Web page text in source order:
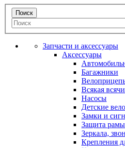
Запчасти и аксессуары
Аксессуары
Багажники
Всякая
Насосы
Детские
Замки и
Защита
Зеркала,
Крепления